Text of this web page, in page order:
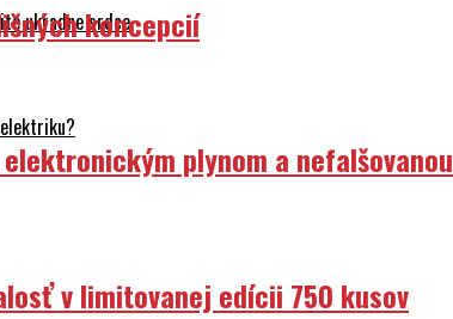
ukradne srdcekoncepcií
plynom a
v limitovanej edícii 750 kusov